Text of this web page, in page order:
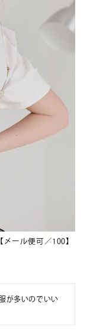
ール便可／100】
が多いのでいい